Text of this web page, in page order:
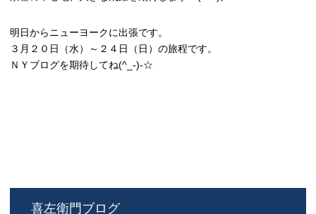
明日からニューヨークに出張です。
３月２０日（水）～２４日（日）の旅程です。
ＮＹブログを期待してね(^_-)-☆
喜左衛門ブログ